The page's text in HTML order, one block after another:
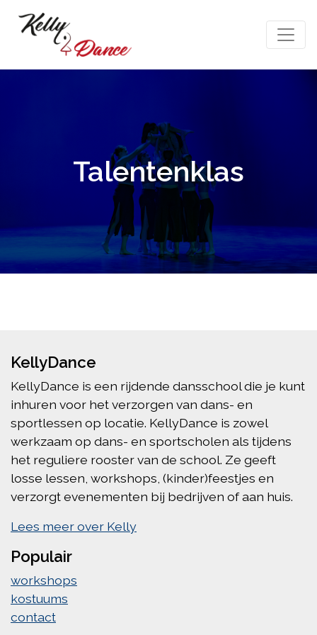
Talentenklas
KellyDance
KellyDance is een rijdende dansschool die je kunt
inhuren voor het verzorgen van dans- en
sportlessen op locatie. KellyDance is zowel
werkzaam op dans- en sportscholen als tijdens
het reguliere rooster van de school. Ze geeft
losse lessen, workshops, (kinder)feestjes en
verzorgt evenementen bij bedrijven of aan huis.
Lees meer over Kelly
Populair
workshops
kostuums
contact